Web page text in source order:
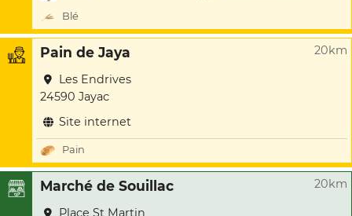
Blé
Pain de Jaya 20km
Les Endrives
24590 Jayac
Site internet
Pain
Marché de Souillac 20km
Place St Martin